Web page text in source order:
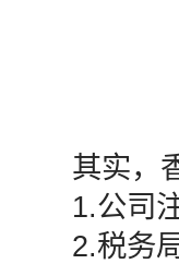
其实，香
1.公司注
2.税务局